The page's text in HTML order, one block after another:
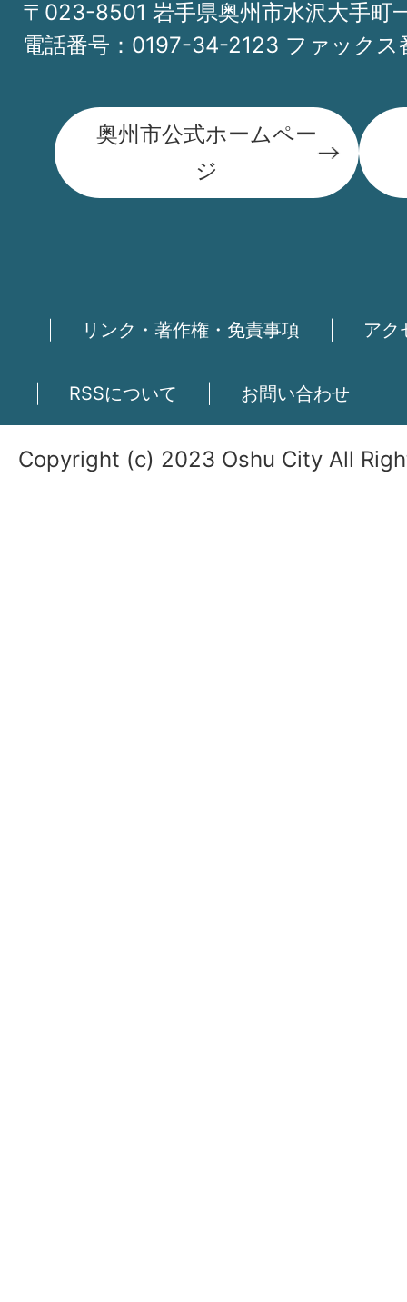
〒023-8501 岩手県奥州市水沢大手町
電話番号：0197-34-2123 ファック
奥州市公式ホームペー
ジ
リンク・著作権・免責事項 アク
RSSについて お問い合わせ
Copyright (c) 2023 Oshu City All